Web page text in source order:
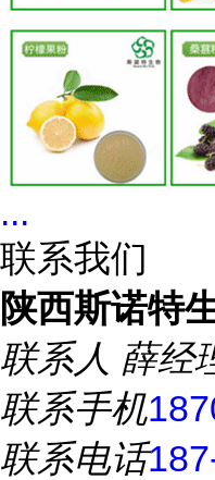
...
联系我们
陕西斯诺特
联系人 薛经
联系手机
联系电话